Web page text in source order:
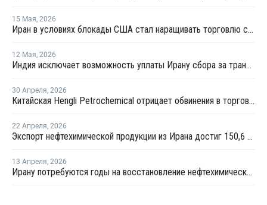
15 Мая, 2026
Иран в условиях блокады США стал наращивать торговлю с Китаем по железной дороге
12 Мая, 2026
Индия исключает возможность уплаты Ирану сбора за транзит нефти и газа через Ормузский пролив
30 Апреля, 2026
Китайская Hengli Petrochemical отрицает обвинения в торговых сделках с Ираном
22 Апреля, 2026
Экспорт нефтехимической продукции из Ирана достиг 150,6 млрд долларов
13 Апреля, 2026
Ирану потребуются годы на восстановление нефтехимического комплекса "Джам"